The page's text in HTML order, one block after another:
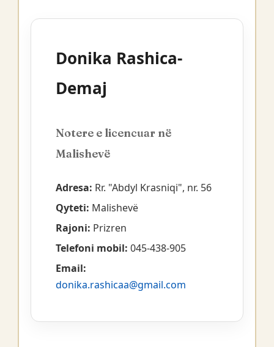
Donika Rashica-
Demaj
Notere e licencuar në
Malishevë
Adresa: Rr. "Abdyl Krasniqi", nr. 56
Qyteti: Malishevë
Rajoni: Prizren
Telefoni mobil: 045-438-905
Email:
donika.rashicaa@gmail.com